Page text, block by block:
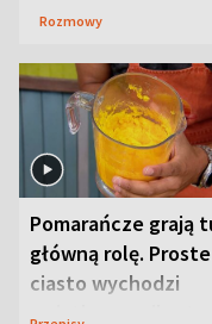
Rozmowy
Pomarańcze grają
główną rolę. Proste
ciasto wychodzi
wyjątkowo wilgotne